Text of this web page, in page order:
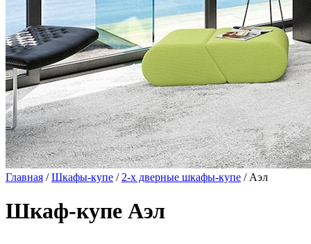
Главная /Шкафы-купе / 2-х дверные шкафы-купе / Аэл
Шкаф-купе Аэл